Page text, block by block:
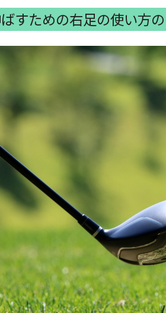
すための右足の使い方